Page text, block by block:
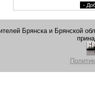
Брянска и Брянской